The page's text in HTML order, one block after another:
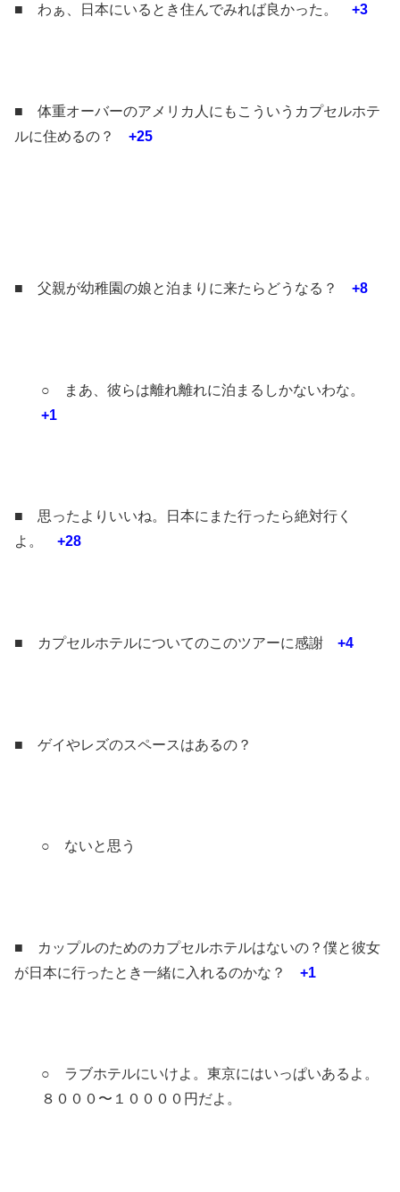
■ わぁ、日本にいるとき住んでみれば良かった。 +3
■ 体重オーバーのアメリカ人にもこういうカプセルホテ
ルに住めるの？ +25
■ 父親が幼稚園の娘と泊まりに来たらどうなる？ +8
○ まあ、彼らは離れ離れに泊まるしかないわな。
+1
■ 思ったよりいいね。日本にまた行ったら絶対行く
よ。 +28
■ カプセルホテルについてのこのツアーに感謝 +4
■ ゲイやレズのスペースはあるの？
○ ないと思う
■ カップルのためのカプセルホテルはないの？僕と彼女
が日本に行ったとき一緒に入れるのかな？ +1
○ ラブホテルにいけよ。東京にはいっぱいあるよ。
８０００〜１００００円だよ。